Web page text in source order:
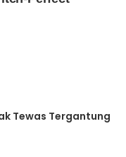
Tewas Tergantung